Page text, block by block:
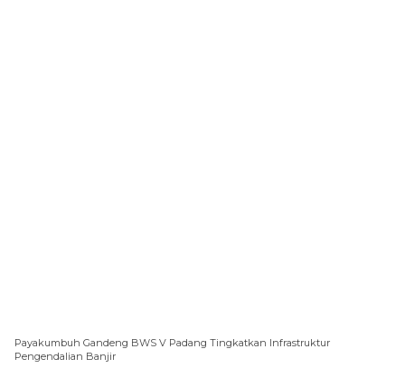
Payakumbuh Gandeng BWS V Padang Tingkatkan Infrastruktur
Pengendalian Banjir